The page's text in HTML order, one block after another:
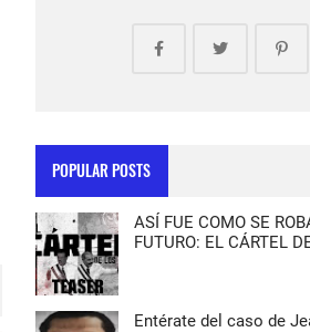
POPULAR POSTS
ASÍ FUE COMO SE
FUTURO: EL CÁRTEL
Entérate del caso de